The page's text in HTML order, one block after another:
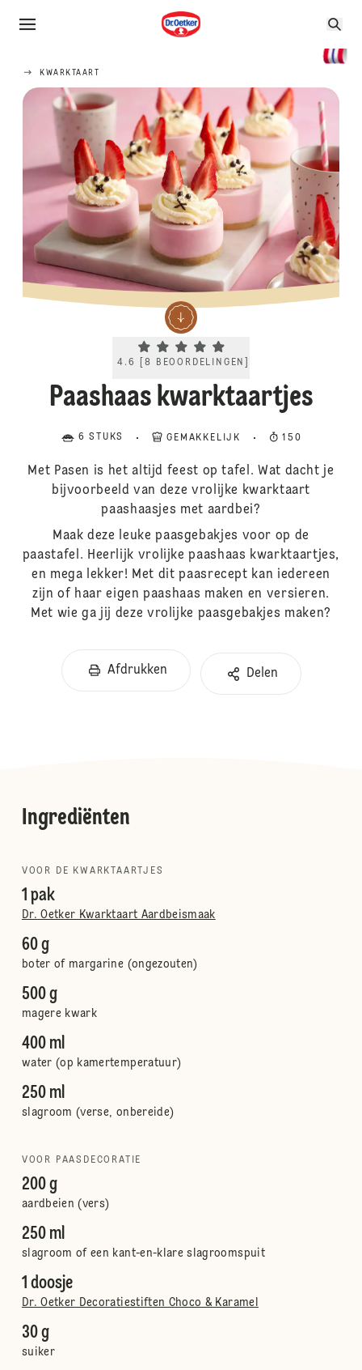
KWARKTAART
Current rating 4.6. Click to rate.
4.6 [8 BEOORDELINGEN
Paashaas kwarktaartjes
6 STUKS GEMAKKELIJK 150
Met Pasen is het altijd feest op tafel. Wat dacht je
bijvoorbeeld van deze vrolijke kwarktaart
paashaasjes met aardbei?
Maak deze leuke paasgebakjes voor op de
paastafel. Heerlijk vrolijke paashaas kwarktaartjes,
en mega lekker! Met dit paasrecept kan iedereen
zijn of haar eigen paashaas maken en versieren.
Met wie ga jij deze vrolijke paasgebakjes maken?
Afdrukken Delen
Ingrediënten
VOOR DE KWARKTAARTJES
1 pak
Dr. Oetker Kwarktaart Aardbeismaak
60 g
boter of margarine (ongezouten)
500 g
magere kwark
400 ml
water (op kamertemperatuur)
250 ml
slagroom (verse, onbereide)
VOOR PAASDECORATIE
200 g
aardbeien (vers)
250 ml
slagroom of een kant-en-klare slagroomspuit
1 doosje
Dr. Oetker Decoratiestiften Choco & Karamel
30 g
suiker